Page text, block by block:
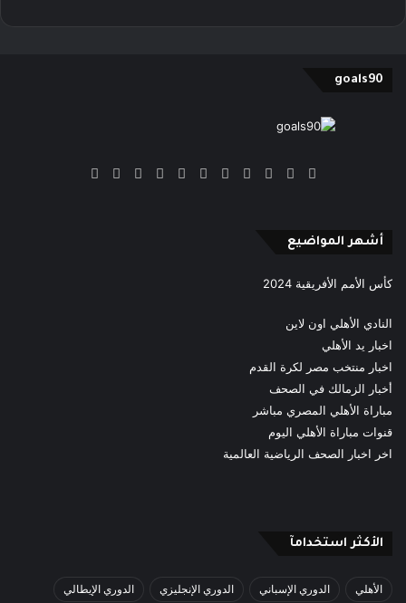
goals90
فيسبوك
‫X بينتيريست
‫YouTube انستقرام‫TikTokملخصGoogle
أشهر المواضيع
كأس الأمم الأفريقية 2024
النادي الأهلي اون لاين
اخبار يد الأهلي
اخبار منتخب مصر لكرة القدم
أخبار الزمالك في الصحف
مباراة الأهلي المصري مباشر
قنوات مباراة الأهلي اليوم
اخر اخبار الصحف الرياضية العالمية
الأكثر استخدامآ
الأهلي الدوري الإسباني الدوري الإنجليزي الدوري الإيطالي